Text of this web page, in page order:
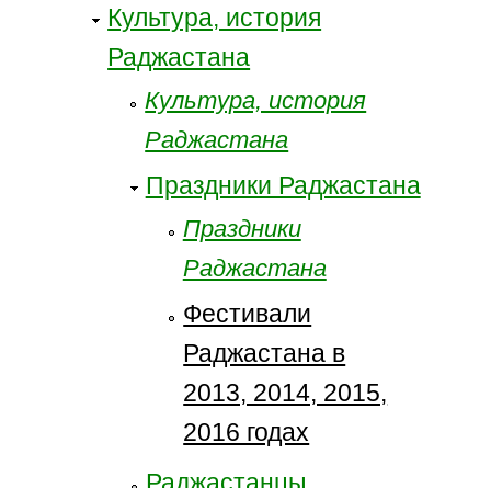
Культура, история
Раджастана
Культура, история
Раджастана
Праздники Раджастана
Праздники
Раджастана
Фестивали
Раджастана в
2013, 2014, 2015,
2016 годах